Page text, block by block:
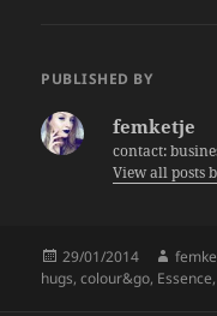
e er
PUBLISHED BY
femketje
contact:
View all posts
Posted
on
29/01/2014
hugs,colour&go, Essence,